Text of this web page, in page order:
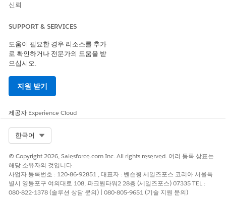
이 기사를 통해 문제를 해결했습니까?
개선을 위한 의견을 보내주세요.
예
신뢰
SUPPORT & SERVICES
도움이 필요한 경우 리소스를 추가
로 확인하거나 전문가의 도움을 받
으십시오.
지원 받기
제공자 Experience Cloud
한국어
© Copyright 2026, Salesforce.com Inc. All rights reserved. 여러 등록 상표는
해당 소유자의 것입니다.
사업자 등록번호 : 120-86-92851 , 대표자 : 벤슨웡 세일즈포스 코리아 서울특
별시 영등포구 여의대로 108, 파크원타워2 28층 (세일즈포스) 07335 TEL :
080-822-1378 (솔루션 상담 문의) | 080-805-9651 (기술 지원 문의)